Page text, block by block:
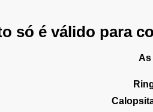
só é válido para
As